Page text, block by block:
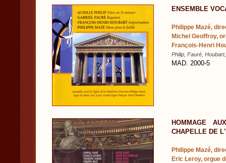
ENSEMBLE
Philippe Mazé,
Michel Geoffroy,
François-Henri
Philip, Fauré,
MAD. 2000-5
HOMMAGE
CHAPELLE DE
Philippe Mazé,
Eric Leroy, orgue